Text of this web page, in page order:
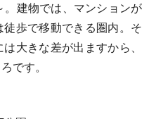
建物では、マンションが
歩で移動できる圏内。そ
大きな差が出ますから、
です。